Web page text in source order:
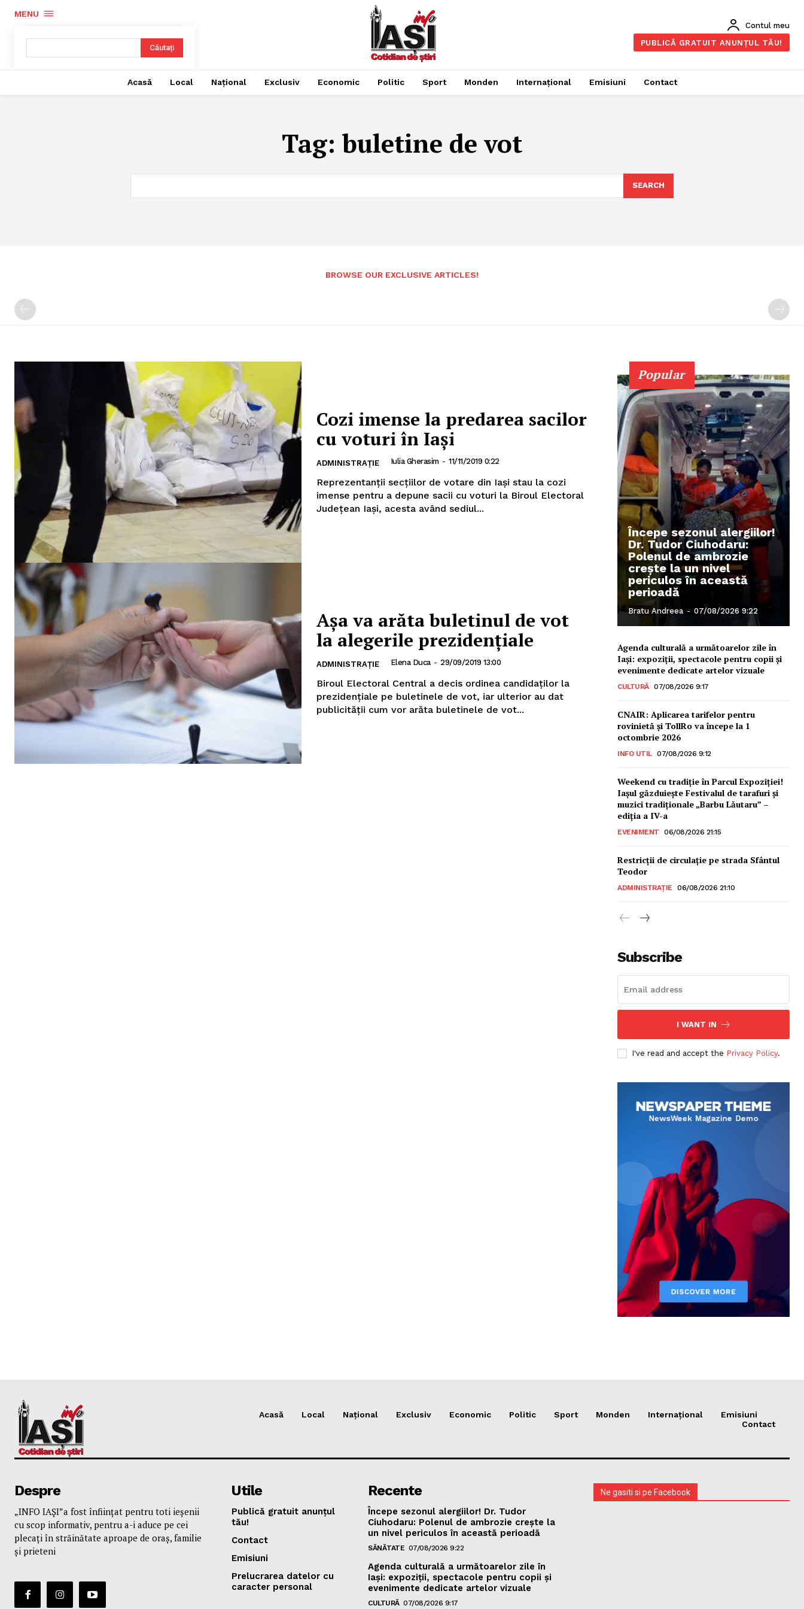
MENU
Căutați
Contul meu
PUBLICĂ GRATUIT ANUNȚUL TĂU!
Acasă Local Național Exclusiv Economic Politic Sport Monden Internațional Emisiuni Contact
Tag: buletine de vot
SEARCH
BROWSE OUR EXCLUSIVE ARTICLES!
Cozi imense la predarea sacilor
cu voturi în Iași
ADMINISTRAȚIE Iulia Gherasim - 11/11/2019 0:22
Reprezentanţii secţiilor de votare din Iași stau la cozi
imense pentru a depune sacii cu voturi la Biroul Electoral
Judeţean Iaşi, acesta având sediul...
Așa va arăta buletinul de vot
la alegerile prezidenţiale
ADMINISTRAȚIE Elena Duca - 29/09/2019 13:00
Biroul Electoral Central a decis ordinea candidaţilor la
prezidenţiale pe buletinele de vot, iar ulterior au dat
publicităţii cum vor arăta buletinele de vot...
Popular
Începe sezonul alergiilor!
Dr. Tudor Ciuhodaru:
Polenul de ambrozie
crește la un nivel
periculos în această
perioadă
Bratu Andreea - 07/08/2026 9:22
Agenda culturală a următoarelor zile în
Iași: expoziții, spectacole pentru copii și
evenimente dedicate artelor vizuale
CULTURĂ 07/08/2026 9:17
CNAIR: Aplicarea tarifelor pentru
rovinietă și TollRo va începe la 1
octombrie 2026
INFO UTIL 07/08/2026 9:12
Weekend cu tradiție în Parcul Expoziției!
Iașul găzduiește Festivalul de tarafuri și
muzici tradiționale „Barbu Lăutaru” –
ediția a IV-a
EVENIMENT 06/08/2026 21:15
Restricții de circulație pe strada Sfântul
Teodor
ADMINISTRAȚIE 06/08/2026 21:10
Subscribe
I WANT IN
I've read and accept the Privacy Policy.
Acasă Local Național Exclusiv Economic Politic Sport Monden Internațional
Emisiuni
Contact
Despre
„INFO IAȘI”a fost înfiinţat pentru toti ieşenii
cu scop informativ, pentru a-i aduce pe cei
plecaţi în străinătate aproape de oraş, familie
și prieteni
Utile
Publică gratuit anunțul
tău!
Contact
Emisiuni
Prelucrarea datelor cu
caracter personal
Recente
Începe sezonul alergiilor! Dr. Tudor
Ciuhodaru: Polenul de ambrozie crește la
un nivel periculos în această perioadă
SĂNĂTATE 07/08/2026 9:22
Agenda culturală a următoarelor zile în
Iași: expoziții, spectacole pentru copii și
evenimente dedicate artelor vizuale
CULTURĂ 07/08/2026 9:17
Ne gasiti si pe Facebook